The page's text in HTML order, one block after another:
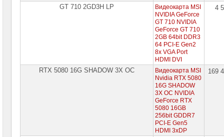
GT 710 2GD3H LP
Видеокарта MSI
NVIDIA GeForce
GT 710 NVIDIA
GeForce GT 710
2GB 64bit DDR3
64 PCI-E Gen2
8x VGA Port
HDMI DVI
4
RTX 5080 16G SHADOW 3X OC
Видеокарта MSI
Nvidia RTX 5080
16G SHADOW
3X OC NVIDIA
GeForce RTX
5080 16GB
256bit GDDR7
PCI-E Gen5
HDMI 3xDP
169